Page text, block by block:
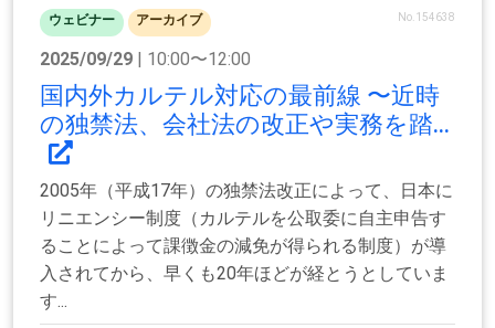
ウェビナー アーカイブ No.154638
2025/09/29 | 10:00〜12:00
国内外カルテル対応の最前線 〜近時
の独禁法、会社法の改正や実務を踏...
2005年（平成17年）の独禁法改正によって、日本に
リニエンシー制度（カルテルを公取委に自主申告す
ることによって課徴金の減免が得られる制度）が導
入されてから、早くも20年ほどが経とうとしていま
す...